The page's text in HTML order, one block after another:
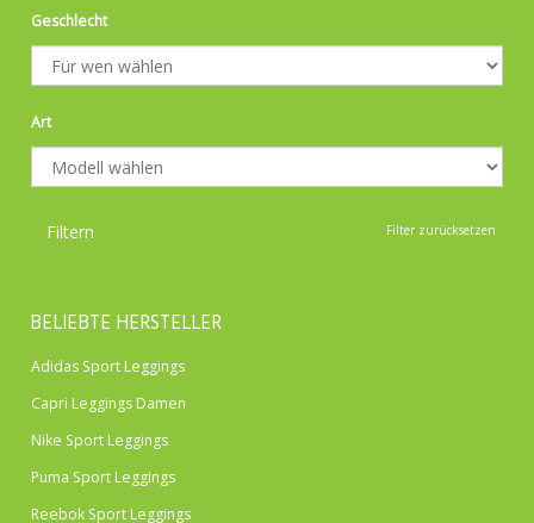
Geschlecht
Art
Filter zurücksetzen
Filtern
BELIEBTE HERSTELLER
Adidas Sport Leggings
Capri Leggings Damen
Nike Sport Leggings
Puma Sport Leggings
Reebok Sport Leggings